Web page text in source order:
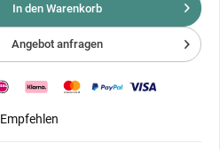
In den Warenkorb
Angebot anfragen
Empfehlen